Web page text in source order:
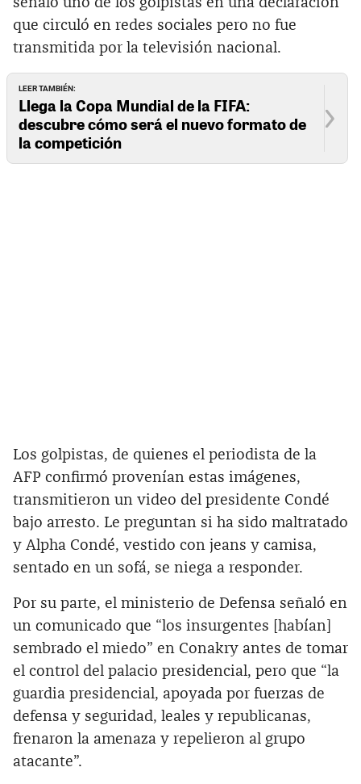
que circuló en redes sociales pero no fue
transmitida por la televisión nacional.
LEER TAMBIÉN:
Llega la Copa Mundial de la FIFA:
descubre cómo será el nuevo formato de
la competición
Los golpistas, de quienes el periodista de la
AFP confirmó provenían estas imágenes,
transmitieron un video del presidente Condé
bajo arresto. Le preguntan si ha sido maltratado
y Alpha Condé, vestido con jeans y camisa,
sentado en un sofá, se niega a responder.
Por su parte, el ministerio de Defensa señaló en
un comunicado que “los insurgentes [habían]
sembrado el miedo” en Conakry antes de tomar
el control del palacio presidencial, pero que “la
guardia presidencial, apoyada por fuerzas de
defensa y seguridad, leales y republicanas,
frenaron la amenaza y repelieron al grupo
atacante”.